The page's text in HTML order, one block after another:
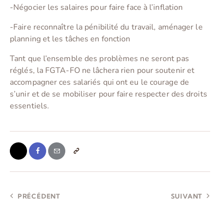
-Négocier les salaires pour faire face à l’inflation
-Faire reconnaître la pénibilité du travail, aménager le
planning et les tâches en fonction
Tant que l’ensemble des problèmes ne seront pas
réglés, la FGTA-FO ne lâchera rien pour soutenir et
accompagner ces salariés qui ont eu le courage de
s’unir et de se mobiliser pour faire respecter des droits
essentiels.
PRÉCÉDENT SUIVANT